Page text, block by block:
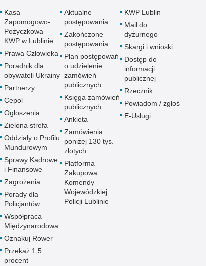
Kasa
Zapomogowo-
Pożyczkowa
KWP w Lublinie
Prawa Człowieka
Poradnik dla
obywateli Ukrainy
Partnerzy
Cepol
Ogłoszenia
Zielona strefa
Oddziały o Profilu
Mundurowym
Sprawy Kadrowe
i Finansowe
Zagrożenia
Porady dla
Policjantów
Współpraca
Międzynarodowa
Oznakuj Rower
Przekaż 1,5
procent
Aktualne
postępowania
Zakończone
postępowania
Plan postępowań
o udzielenie
zamówień
publicznych
Księga zamówień
publicznych
Ankieta
Zamówienia
poniżej 130 tys.
złotych
Platforma
Zakupowa
Komendy
Wojewódzkiej
Policji Lublinie
KWP Lublin
Mail do
dyżurnego
Skargi i wnioski
Dostęp do
informacji
publicznej
Rzecznik
Powiadom / zgłoś
E-Usługi